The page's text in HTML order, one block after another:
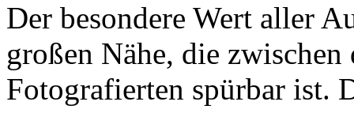
Der besondere Wert aller
großen Nähe, die
Fotografierten spürbar ist.